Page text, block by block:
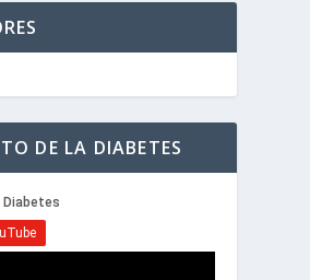
DE LA DIABETES